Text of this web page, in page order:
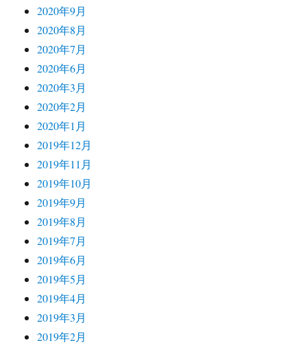
2020年9月
2020年8月
2020年7月
2020年6月
2020年3月
2020年2月
2020年1月
2019年12月
2019年11月
2019年10月
2019年9月
2019年8月
2019年7月
2019年6月
2019年5月
2019年4月
2019年3月
2019年2月